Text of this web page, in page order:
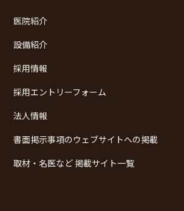
医院紹介
設備紹介
採用情報
採用エントリーフォーム
法人情報
書面掲示事項のウェブサイトへの掲載
取材・名医など 掲載サイト一覧